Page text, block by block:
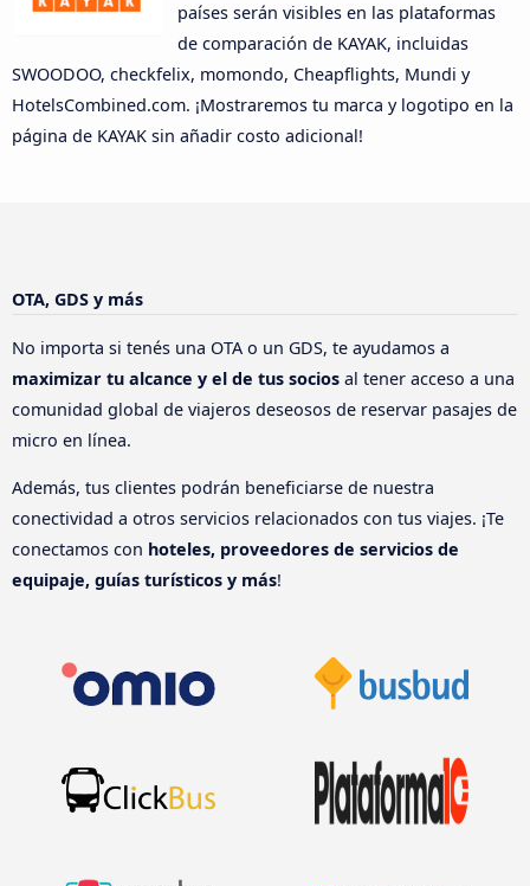
países serán visibles en las plataformas
de comparación de KAYAK, incluidas
SWOODOO, checkfelix, momondo, Cheapflights, Mundi y
HotelsCombined.com. ¡Mostraremos tu marca y logotipo en la
página de KAYAK sin añadir costo adicional!
OTA, GDS y más
No importa si tenés una OTA o un GDS, te ayudamos a
maximizar tu alcance y el de tus socios al tener acceso a una
comunidad global de viajeros deseosos de reservar pasajes de
micro en línea.
Además, tus clientes podrán beneficiarse de nuestra
conectividad a otros servicios relacionados con tus viajes. ¡Te
conectamos con hoteles, proveedores de servicios de
equipaje, guías turísticos y más!